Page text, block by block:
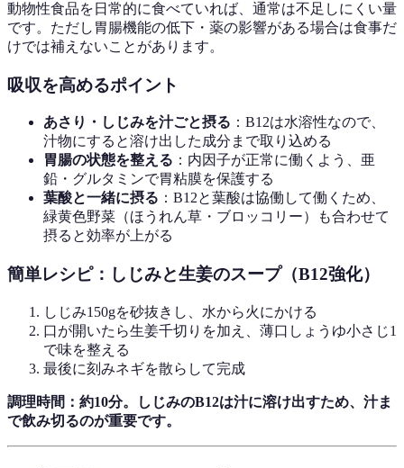
動物性食品を日常的に食べていれば、通常は不足しにくい量
です。ただし胃腸機能の低下・薬の影響がある場合は食事だ
けでは補えないことがあります。
吸収を高めるポイント
あさり・しじみを汁ごと摂る ：B12は水溶性なので、
汁物にすると溶け出した成分まで取り込める
胃腸の状態を整える ：内因子が正常に働くよう、亜
鉛・グルタミンで胃粘膜を保護する
葉酸と一緒に摂る ：B12と葉酸は協働して働くため、
緑黄色野菜（ほうれん草・ブロッコリー）も合わせて
摂ると効率が上がる
簡単レシピ：しじみと生姜のスープ（B12強化）
しじみ150gを砂抜きし、水から火にかける
口が開いたら生姜千切りを加え、薄口しょうゆ小さじ1
で味を整える
最後に刻みネギを散らして完成
調理時間：約10分。しじみのB12は汁に溶け出すため、汁ま
で飲み切るのが重要です。